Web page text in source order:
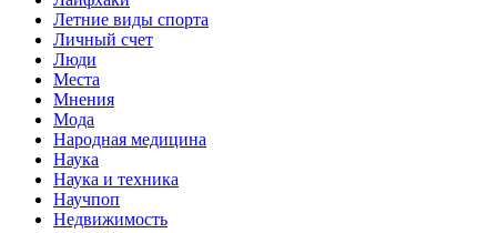
Летние виды спорта
Личный счет
Люди
Места
Мнения
Мода
Народная медицина
Наука
Наука и техника
Научпоп
Недвижимость